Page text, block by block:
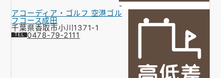
-
アコーディア・ゴルフ 空港ゴル
フコース成田
千葉県香取市小川1371-1
0478-79-2111